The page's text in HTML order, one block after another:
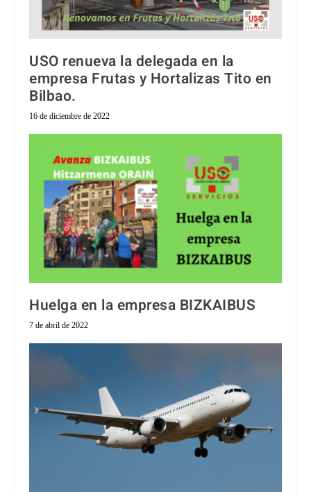
USO renueva la delegada en la
empresa Frutas y Hortalizas Tito en
Bilbao.
16 de diciembre de 2022
Huelga en la empresa BIZKAIBUS
7 de abril de 2022